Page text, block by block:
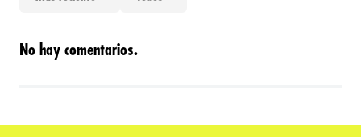
No hay comentarios.